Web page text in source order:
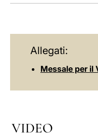
Allegati:
Messale per il
VIDEO